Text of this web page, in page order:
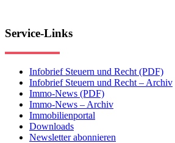
Service-Links
Infobrief Steuern und Recht (PDF)
Infobrief Steuern und Recht – Archiv
Immo-News (PDF)
Immo-News – Archiv
Immobilienportal
Downloads
Newsletter abonnieren